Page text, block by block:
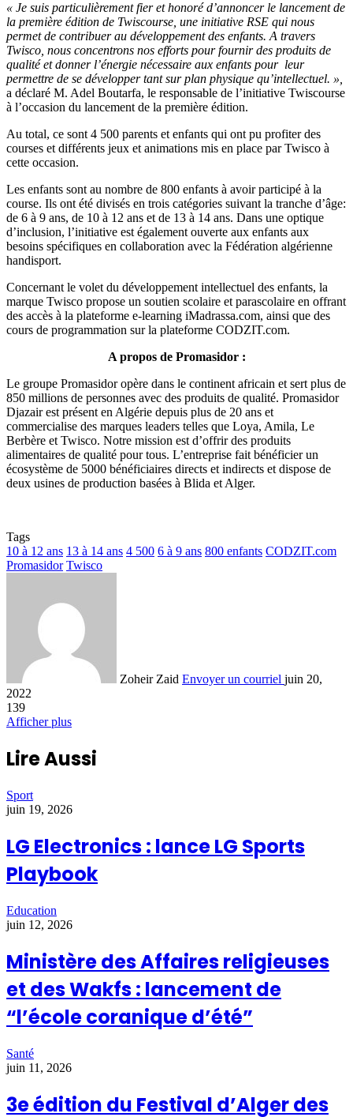
« Je suis particulièrement fier et honoré d’annoncer le lancement de
la première édition de Twiscourse, une initiative RSE qui nous
permet de contribuer au développement des enfants. A travers
Twisco, nous concentrons nos efforts pour fournir des produits de
qualité et donner l’énergie nécessaire aux enfants pour leur
permettre de se développer tant sur plan physique qu’intellectuel. »,
a déclaré M. Adel Boutarfa, le responsable de l’initiative Twiscourse
à l’occasion du lancement de la première édition.
Au total, ce sont 4 500 parents et enfants qui ont pu profiter des
courses et différents jeux et animations mis en place par Twisco à
cette occasion.
Les enfants sont au nombre de 800 enfants à avoir participé à la
course. Ils ont été divisés en trois catégories suivant la tranche d’âge:
de 6 à 9 ans, de 10 à 12 ans et de 13 à 14 ans. Dans une optique
d’inclusion, l’initiative est également ouverte aux enfants aux
besoins spécifiques en collaboration avec la Fédération algérienne
handisport.
Concernant le volet du développement intellectuel des enfants, la
marque Twisco propose un soutien scolaire et parascolaire en offrant
des accès à la plateforme e-learning iMadrassa.com, ainsi que des
cours de programmation sur la plateforme CODZIT.com.
A propos de Promasidor :
Le groupe Promasidor opère dans le continent africain et sert plus de
850 millions de personnes avec des produits de qualité. Promasidor
Djazair est présent en Algérie depuis plus de 20 ans et
commercialise des marques leaders telles que Loya, Amila, Le
Berbère et Twisco. Notre mission est d’offrir des produits
alimentaires de qualité pour tous. L’entreprise fait bénéficier un
écosystème de 5000 bénéficiaires directs et indirects et dispose de
deux usines de production basées à Blida et Alger.
Tags
10 à 12 ans 13 à 14 ans 4 500 6 à 9 ans 800 enfants CODZIT.com
Promasidor Twisco
Zoheir Zaid Envoyer un courriel juin 20,
2022
139
Afficher plus
Lire Aussi
Sport
juin 19, 2026
LG Electronics : lance LG Sports
Playbook
Education
juin 12, 2026
Ministère des Affaires religieuses
et des Wakfs : lancement de
“l’école coranique d’été”
Santé
juin 11, 2026
3e édition du Festival d’Alger des